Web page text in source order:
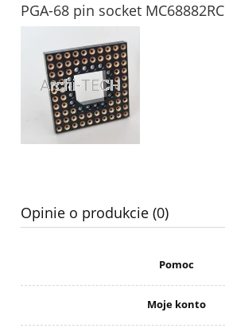
PGA-68 pin socket MC68882RC
Opinie o produkcie (0)
Pomoc
Moje konto